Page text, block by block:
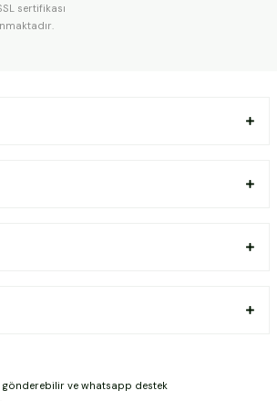
sertifikası
ve whatsapp destek